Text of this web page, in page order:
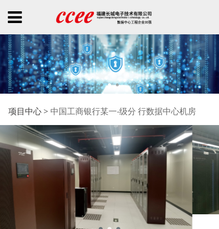
中国工商银行某一-级分
行数据中心机房
项目中心> 中国工商银行某一-级分 行数据中心机房